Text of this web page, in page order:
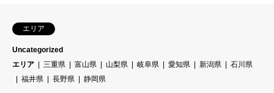
エリア
Uncategorized
エリア
三重県 富山県 山梨県 岐阜県 愛知県 新潟県
石川県
福井県
長野県 静岡県